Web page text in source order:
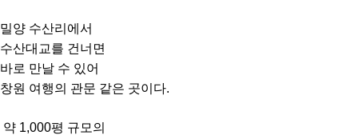
밀양 수산리에서
수산대교를 건너면
바로 만날 수 있어
창원 여행의 관문 같은 곳이다.
약 1,000평 규모의